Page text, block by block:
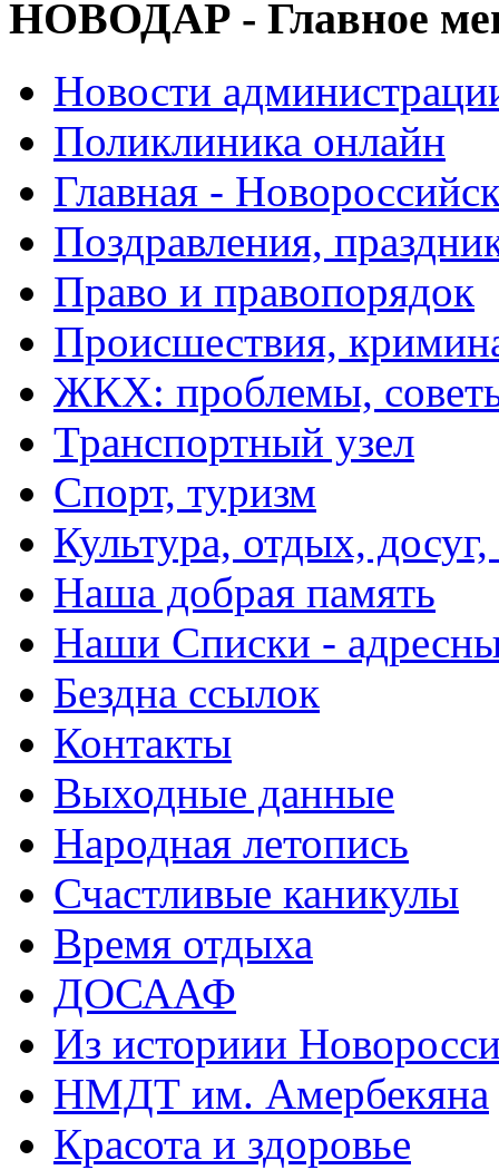
НОВОДАР - Главное
Новости
Поликлиника онлайн
Главная -
Поздравления,
Право и правопорядок
Происшествия,
ЖКХ: проблемы,
Транспортный узел
Спорт, туризм
Культура, отдых,
Наша добрая память
Наши Списки -
Бездна ссылок
Контакты
Выходные данные
Народная летопись
Счастливые каникулы
Время отдыха
ДОСААФ
Из историии
НМДТ им. Амербекяна
Красота и здоровье